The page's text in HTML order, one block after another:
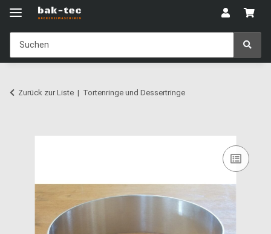
Zurück zur Liste Tortenringe und Dessertringe